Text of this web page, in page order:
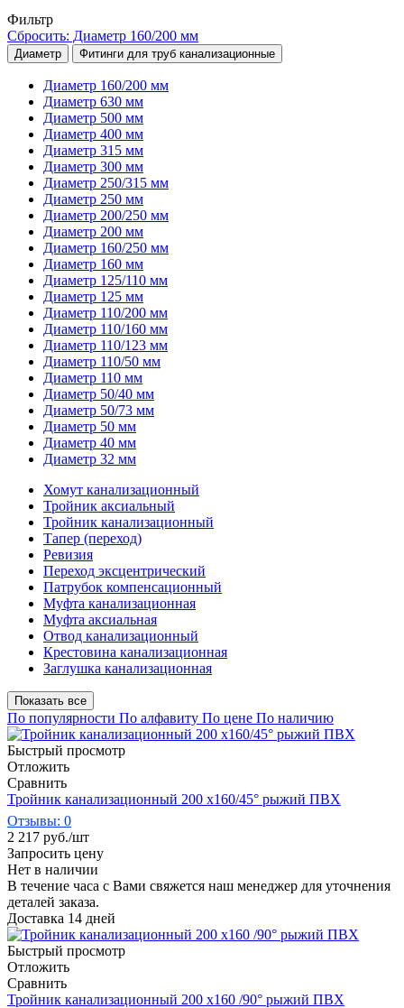
Фильтр
Сбросить: Диаметр 160/200 мм
Диаметр Фитинги для труб канализационные
Диаметр 160/200 мм
Диаметр 630 мм
Диаметр 500 мм
Диаметр 400 мм
Диаметр 315 мм
Диаметр 300 мм
Диаметр 250/315 мм
Диаметр 250 мм
Диаметр 200/250 мм
Диаметр 200 мм
Диаметр 160/250 мм
Диаметр 160 мм
Диаметр 125/110 мм
Диаметр 125 мм
Диаметр 110/200 мм
Диаметр 110/160 мм
Диаметр 110/123 мм
Диаметр 110/50 мм
Диаметр 110 мм
Диаметр 50/40 мм
Диаметр 50/73 мм
Диаметр 50 мм
Диаметр 40 мм
Диаметр 32 мм
Хомут канализационный
Тройник аксиальный
Тройник канализационный
Тапер (переход)
Ревизия
Переход эксцентрический
Патрубок компенсационный
Муфта канализационная
Муфта аксиальная
Отвод канализационный
Крестовина канализационная
Заглушка канализационная
Показать все
По популярности По алфавиту По цене По наличию
Быстрый просмотр
Отложить
Сравнить
Тройник канализационный 200 х160/45° рыжий ПВХ
Отзывы: 0
2 217 руб./шт
Запросить цену
Нет в наличии
В течение часа с Вами свяжется наш менеджер для уточнения
деталей заказа.
Доставка 14 дней
Быстрый просмотр
Отложить
Сравнить
Тройник канализационный 200 х160 /90° рыжий ПВХ